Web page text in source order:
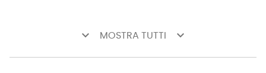
keyboard_arrow_down MOSTRA TUTTI keyboard_arrow_down